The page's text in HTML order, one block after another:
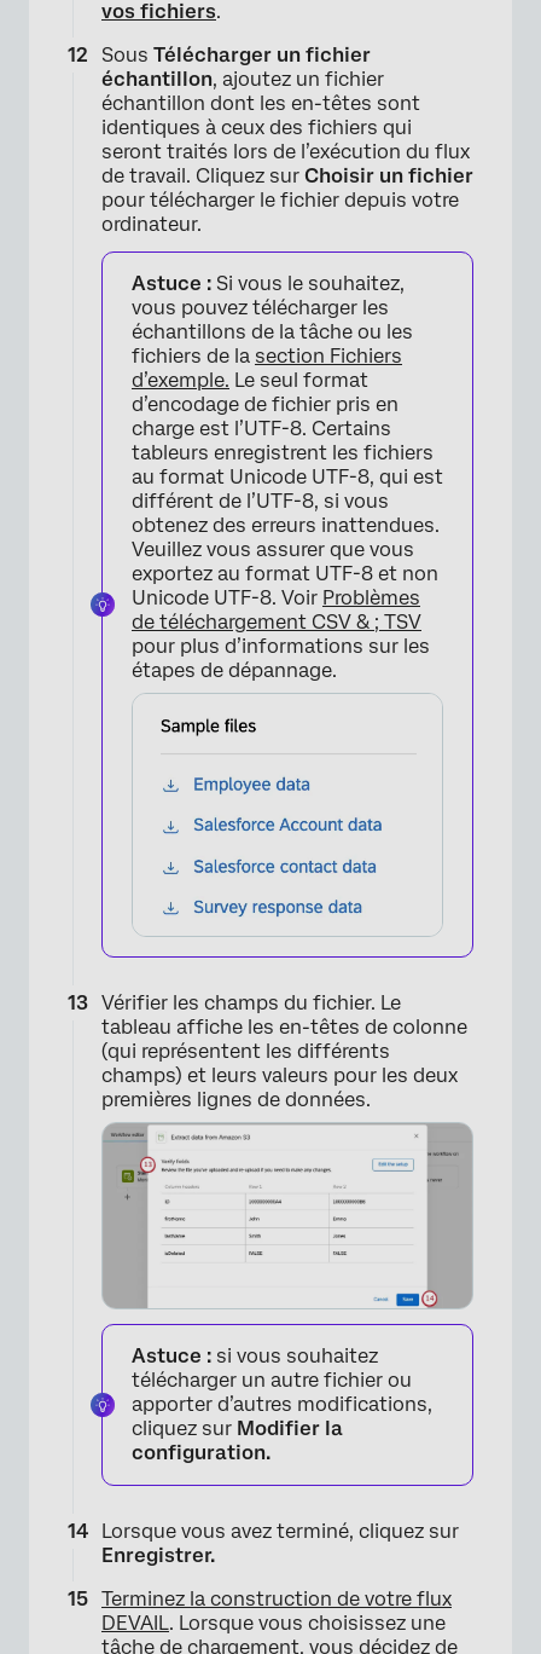
×
vos fichiers.
Sous Télécharger un fichier
échantillon, ajoutez un fichier
échantillon dont les en-têtes sont
identiques à ceux des fichiers qui
seront traités lors de l’exécution du flux
de travail. Cliquez sur Choisir un fichier
pour télécharger le fichier depuis votre
ordinateur.
Astuce : Si vous le souhaitez,
vous pouvez télécharger les
échantillons de la tâche ou les
fichiers de la section Fichiers
d’exemple. Le seul format
d’encodage de fichier pris en
charge est l’UTF-8. Certains
tableurs enregistrent les fichiers
au format Unicode UTF-8, qui est
différent de l’UTF-8, si vous
obtenez des erreurs inattendues.
Veuillez vous assurer que vous
exportez au format UTF-8 et non
Unicode UTF-8. Voir Problèmes
de téléchargement CSV & ; TSV
pour plus d’informations sur les
étapes de dépannage.
Vérifier les champs du fichier. Le
tableau affiche les en-têtes de colonne
(qui représentent les différents
champs) et leurs valeurs pour les deux
premières lignes de données.
Astuce : si vous souhaitez
télécharger un autre fichier ou
apporter d’autres modifications,
cliquez sur Modifier la
configuration.
Lorsque vous avez terminé, cliquez sur
Enregistrer.
Terminez la construction de votre flux
DEVAIL. Lorsque vous choisissez une
tâche de chargement, vous décidez de